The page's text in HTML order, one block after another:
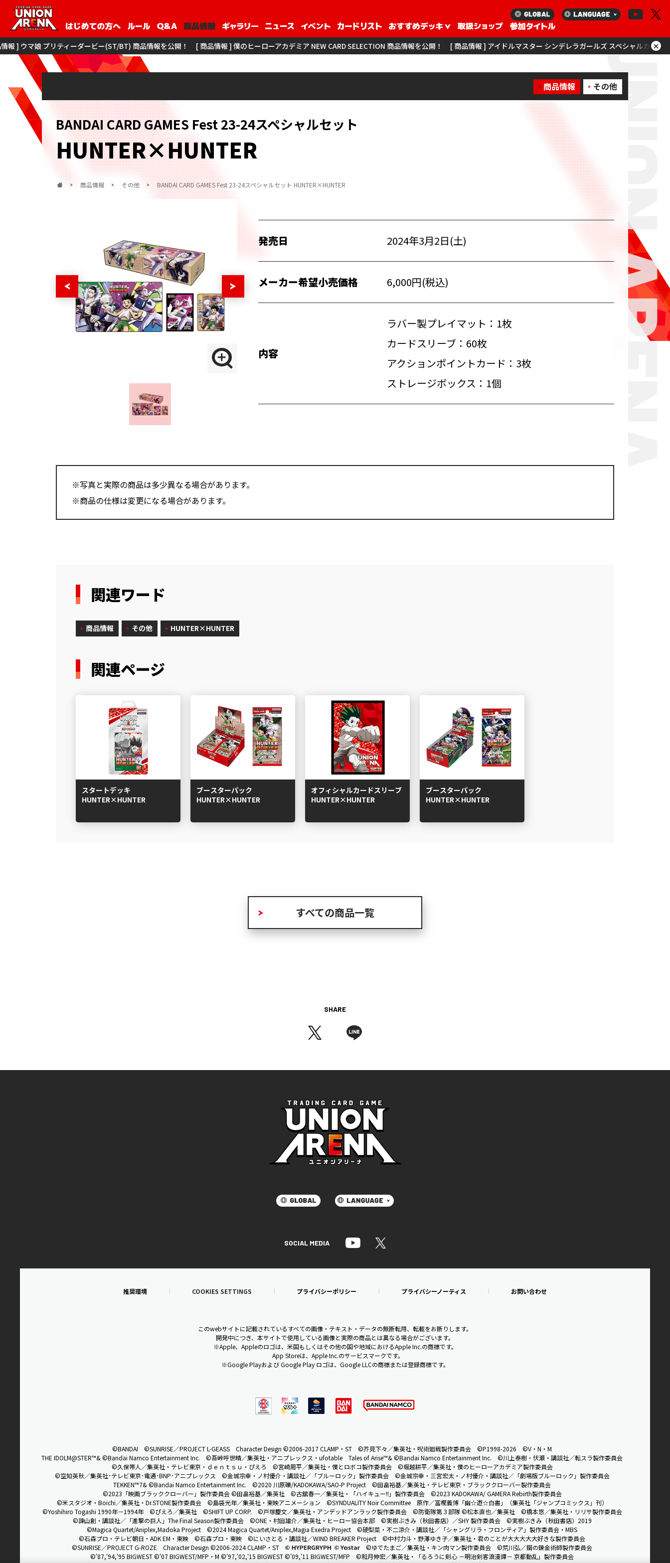
リティーダービー(ST/BT) 商品情報を公開！ [ 商品情報 ] 僕のヒーローアカデミア NEW CARD SELECTION 商品情報を公開！ [ 商品情報 ] アイドルマスター シンデレラガールズ スペシャルカードサプライセット
×
商品情報 その他
BANDAI CARD GAMES Fest 23-24スペシャルセット
HUNTER×HUNTER
商品情報 その他 BANDAI CARD GAMES Fest 23-24スペシャルセット HUNTER×HUNTER
発売日 2024年3月2日(土)
メーカー希望小売価格 6,000円(税込)
内容
ラバー製プレイマット：1枚
カードスリーブ：60枚
アクションポイントカード：3枚
ストレージボックス：1個
※写真と実際の商品は多少異なる場合があります。
※商品の仕様は変更になる場合があります。
関連ワード
商品情報 その他 HUNTER×HUNTER
関連ページ
スタートデッキ
HUNTER×HUNTER
ブースターパック
HUNTER×HUNTER
オフィシャルカードスリーブ
HUNTER×HUNTER
ブースターパック
HUNTER×HUNTER
すべての商品一覧
SHARE
SOCIAL MEDIA
推奨環境 COOKIES SETTINGS プライバシーポリシー プライバシーノーティス お問い合わせ
このwebサイトに記載されているすべての画像・テキスト・データの無断転用、転載をお断りします。
開発中につき、本サイトで使用している画像と実際の商品とは異なる場合がございます。
※Apple、Appleのロゴは、米国もしくはその他の国や地域におけるApple Inc.の商標です。
App Storeは、Apple Inc.のサービスマークです。
※Google Playおよび Google Play ロゴは、Google LLCの商標または登録商標です。
©BANDAI ©SUNRISE／PROJECT L-GEASS Character Design ©2006-2017 CLAMP・ST ©芥見下々／集英社・呪術廻戦製作委員会
©P1998-2026 ©V・N・M
THE IDOLM@STER™& ©Bandai Namco Entertainment Inc.
©吾峠呼世晴／集英社・アニプレックス・ufotable Tales of Arise™& ©Bandai Namco Entertainment Inc.
©川上泰樹・伏瀬・講談社／転スラ製作委員会
©久保帯人／集英社・テレビ東京・ｄｅｎｔｓｕ・ぴえろ
©宮崎周平／集英社・僕とロボコ製作委員会
©堀越耕平／集英社・僕のヒーローアカデミア製作委員会
©空知英秋／集英社･テレビ東京･電通･BNP･アニプレックス
©金城宗幸・ノ村優介・講談社／「ブルーロック」製作委員会
©金城宗幸・三宮宏太・ノ村優介・講談社／「劇場版ブルーロック」製作委員会
TEKKEN™7& ©Bandai Namco Entertainment Inc.
©2020 川原礫/KADOKAWA/SAO-P Project
©田畠裕基／集英社・テレビ東京・ブラッククローバー製作委員会
©2023「映画ブラッククローバー」製作委員会 ©田畠裕基／集英社
©古舘春一／集英社・「ハイキュー!!」製作委員会
©2023 KADOKAWA/ GAMERA Rebirth製作委員会
©米スタジオ・Boichi／集英社・Dr.STONE製作委員会
©島袋光年／集英社・東映アニメーション ©SYNDUALITY Noir Committee
原作／冨樫義博「幽☆遊☆白書」（集英社「ジャンプコミックス」刊）
©Yoshihiro Togashi 1990年－1994年 ©ぴえろ／集英社
©SHIFT UP CORP. ©戸塚慶文／集英社・アンデッドアンラック製作委員会 ©防衛隊第３部隊 ©松本直也／集英社
©橋本悠／集英社・リリサ製作委員会
©諫山創・講談社／「進撃の巨人」The Final Season製作委員会
©ONE・村田雄介／集英社・ヒーロー協会本部 ©実樹ぶきみ（秋田書店）／SHY 製作委員会
©実樹ぶきみ（秋田書店）2019
©Magica Quartet/Aniplex,Madoka Project
©2024 Magica Quartet/Aniplex,Magia Exedra Project
©硬梨菜・不二涼介・講談社／「シャングリラ・フロンティア」製作委員会・MBS
©石森プロ・テレビ朝日・ADK EM・東映 ©石森プロ・東映
©にいさとる・講談社／WIND BREAKER Project
©中村力斗・野澤ゆき子／集英社・君のことが大大大大大好きな製作委員会
©SUNRISE／PROJECT G-ROZE Character Design ©2006-2024 CLAMP・ST
©ゆでたまご／集英社・キン肉マン製作委員会
©荒川弘／鋼の錬金術師製作委員会
©'87,'94,'95 BIGWEST ©'07 BIGWEST/MFP・M ©'97,'02,'15 BIGWEST ©'09,'11 BIGWEST/MFP
©和月伸宏／集英社・「るろうに剣心 －明治剣客浪漫譚－ 京都動乱」製作委員会